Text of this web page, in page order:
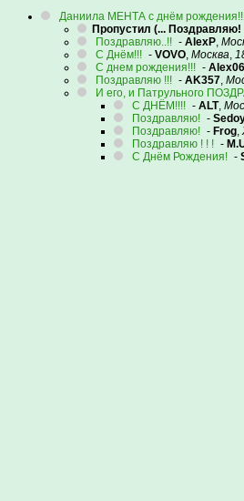
Даниила МЕНТА с днём
Пропустил (... Поздравляю!
Поздравляю..!! - AlexP,
С Днём!!! - VOVO, Москва,
С днем рождения!!! -
Поздравляю !!! - AK357,
И его, и Патрульного
С ДНЁМ!!!! - ALT,
Поздравляю! -
Поздравляю! - Frog,
Поздравляю ! ! ! -
С Днём Рождения! -